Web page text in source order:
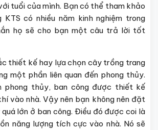
tuổi của mình. Bạn có thể tham khảo
KTS có nhiều năm kinh nghiệm trong
họ sẽ cho bạn một câu trả lời tốt
thiết kế hay lựa chọn cây trồng trang
một phần liên quan đến phong thủy.
phong thủy, ban công được thiết kế
vào nhà. Vậy nên bạn không nên đặt
lớn ở ban công. Điều đó được coi là
năng lượng tích cực vào nhà. Nó sẽ